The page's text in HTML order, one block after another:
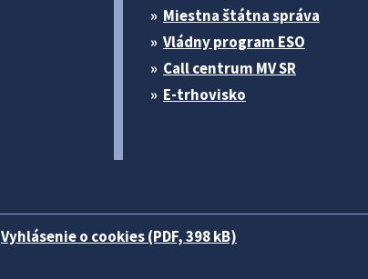
Miestna štátna správa
Vládny program ESO
Call centrum MV SR
E-trhovisko
Vyhlásenie o cookies (PDF, 398 kB)